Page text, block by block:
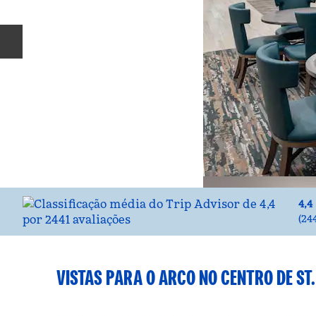
4,4
(
VISTAS PARA O ARCO NO CENTRO DE